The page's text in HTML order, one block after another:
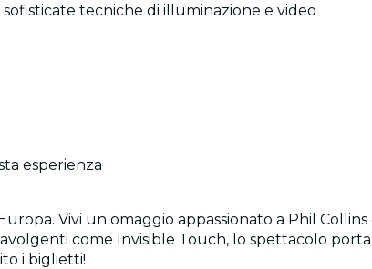
tecniche di illuminazione e video
esperienza
Vivi un omaggio appassionato a Phil
come Invisible Touch, lo spettacolo
i biglietti!